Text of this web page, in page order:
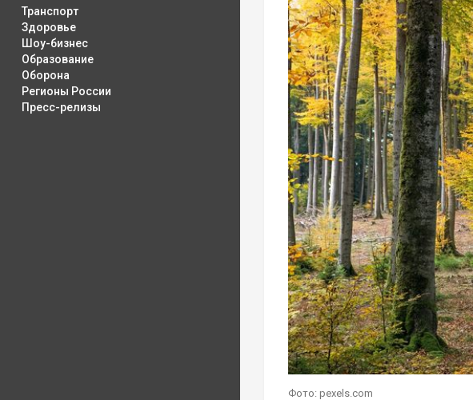
Транспорт
Здоровье
Шоу-бизнес
Образование
Оборона
Регионы России
Пресс-релизы
Фото: pexels.com